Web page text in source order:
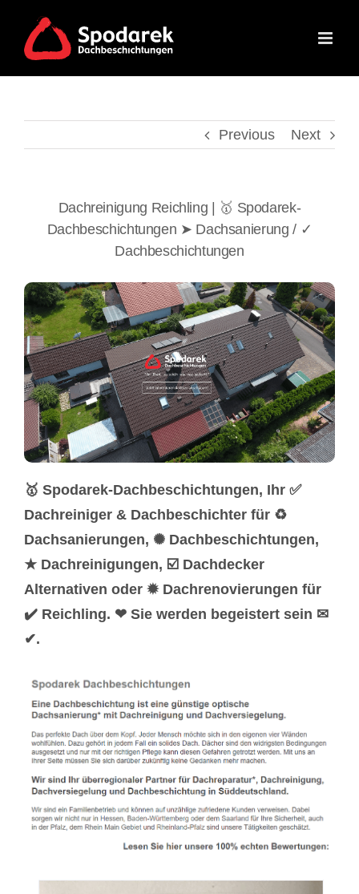
content
Previous Next
Dachreinigung Reichling | 🥇 Spodarek-
Dachbeschichtungen ➤ Dachsanierung / ✓
Dachbeschichtungen
🥇 Spodarek-Dachbeschichtungen, Ihr ✅
Dachreiniger & Dachbeschichter für ♻
Dachsanierungen, ✺ Dachbeschichtungen,
★ Dachreinigungen, ☑️ Dachdecker
Alternativen oder ✹ Dachrenovierungen für
✔️ Reichling. ❤ Sie werden begeistert sein ✉
✔.